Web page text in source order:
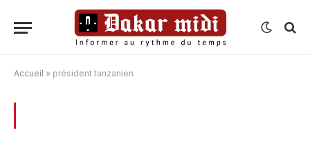
Accueil » président tanzanien